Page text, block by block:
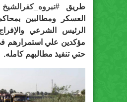
طريق ‫#‏نبروه_كفرالشيخ‬
العسكر ومطالبين
الرئيس الشرعي
مؤكدين علي استمرارهم
حتي تنفيذ مطالبهم كامله.